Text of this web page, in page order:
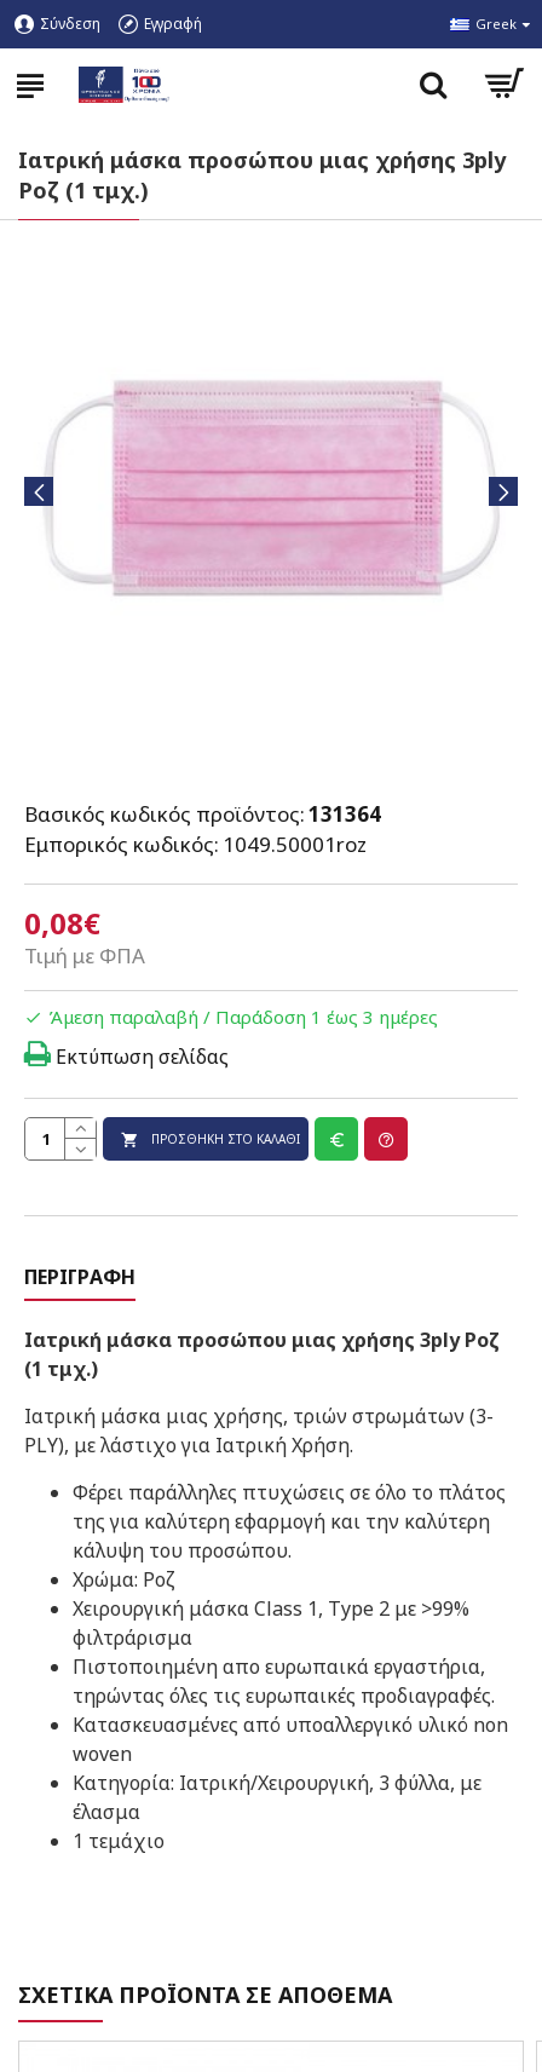
Σύνδεση Εγγραφή Greek
Ιατρική μάσκα προσώπου μιας χρήσης 3ply
Ροζ (1 τμχ.)
0,08€
Τιμή με ΦΠΑ
Βασικός κωδικός προϊόντος:131364
Εμπορικός κωδικός: 1049.50001roz
Άμεση παραλαβή / Παράδoση 1 έως 3 ημέρες
ΠΡΟΣΘΉΚΗ ΣΤΟ ΚΑΛΆΘΙ
Εκτύπωση σελίδας
ΠΕΡΙΓΡΑΦΉ
Ιατρική μάσκα προσώπου μιας χρήσης 3ply Ροζ
(1 τμχ.)
Ιατρική μάσκα μιας χρήσης, τριών στρωμάτων (3-
PLY), με λάστιχο για Ιατρική Χρήση.
Φέρει παράλληλες πτυχώσεις σε όλο το πλάτος
της για καλύτερη εφαρμογή και την καλύτερη
κάλυψη του προσώπου.
Χρώμα: Ροζ
Χειρουργική μάσκα Class 1, Type 2 με >99%
φιλτράρισμα
Πιστοποιημένη απο ευρωπαικά εργαστήρια,
τηρώντας όλες τις ευρωπαικές προδιαγραφές.
Κατασκευασμένες από υποαλλεργικό υλικό non
woven
Κατηγορία: Ιατρική/Χειρουργική, 3 φύλλα, με
έλασμα
1 τεμάχιο
ΣΧΕΤΙΚΑ ΠΡΟΪΟΝΤΑ ΣΕ ΑΠΟΘΕΜΑ